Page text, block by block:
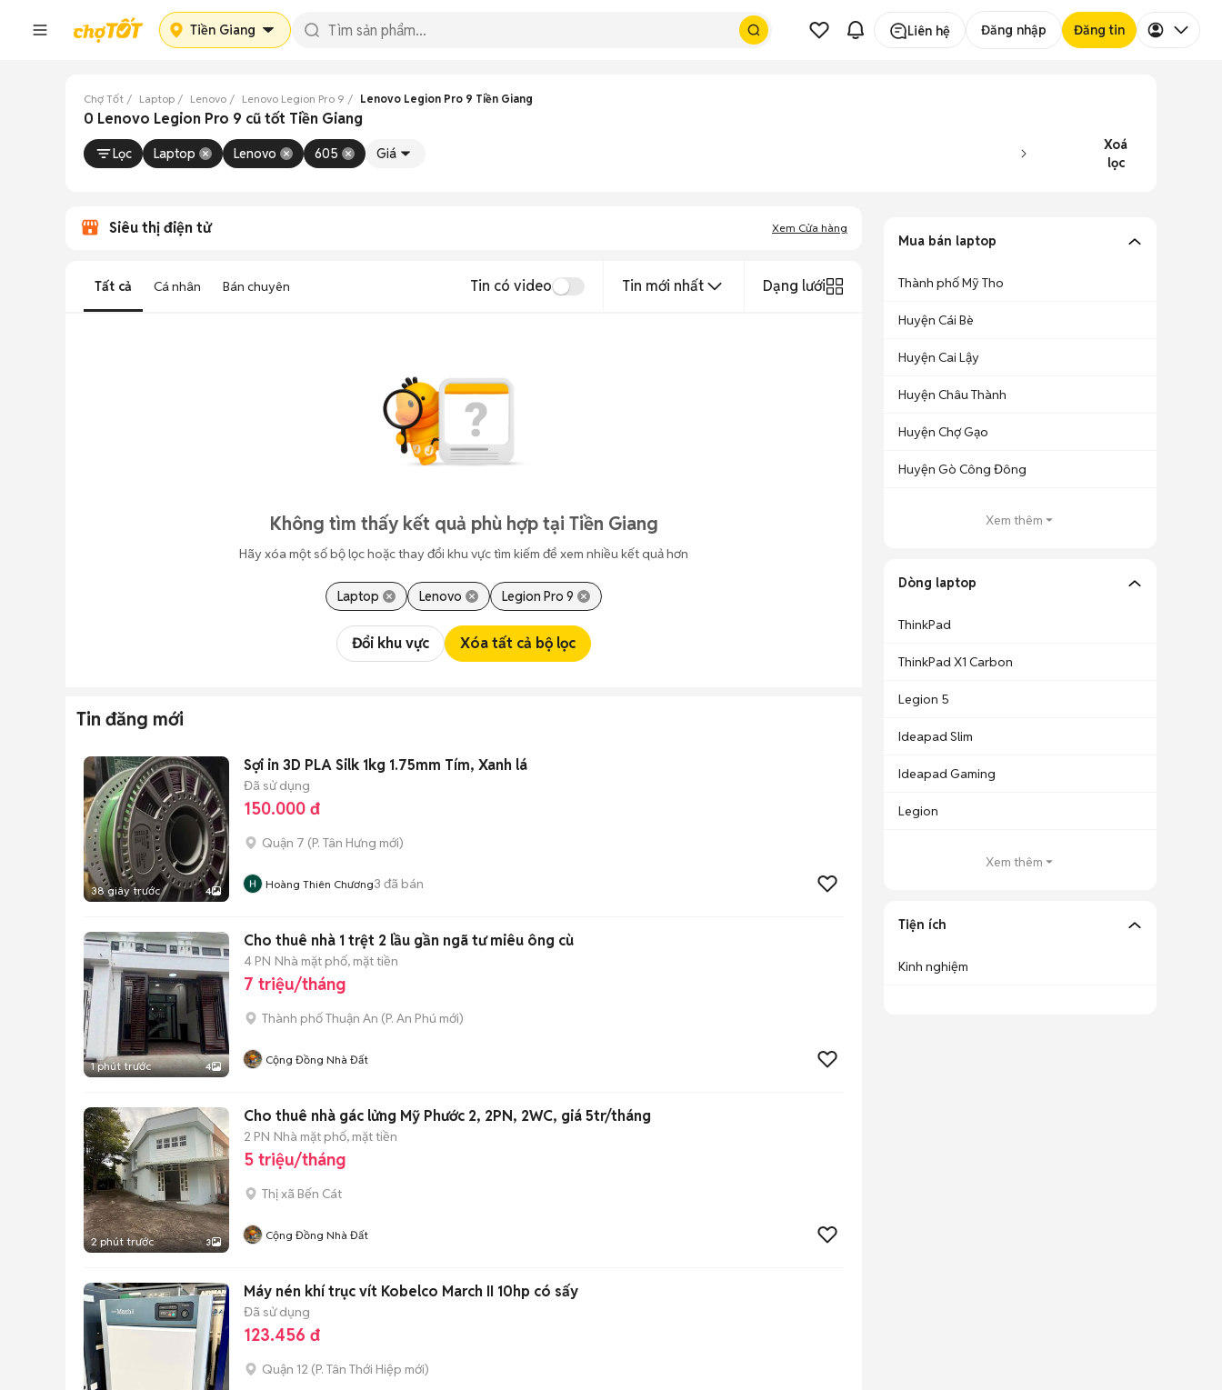
Tiền Giang Liên hệ Đăng nhập Đăng tin
Chợ Tốt Laptop Lenovo Lenovo Legion Pro 9 Lenovo Legion Pro 9 Tiền Giang
0 Lenovo Legion Pro 9 cũ tốt Tiền Giang
Lọc Laptop Lenovo 605 Giá
Xoá
lọc
Siêu thị điện tử Xem Cửa hàng
Tất cả Cá nhân Bán chuyên Tin có video Tin mới nhất Dạng lưới
Không tìm thấy kết quả phù hợp tại Tiền Giang
Hãy xóa một số bộ lọc hoặc thay đổi khu vực tìm kiếm để xem nhiều kết quả hơn
Laptop Lenovo Legion Pro 9
Đổi khu vực Xóa tất cả bộ lọc
Tin đăng mới
38 giây trước 4
Sợi in 3D PLA Silk 1kg 1.75mm Tím, Xanh lá
Đã sử dụng
150.000 đ
Quận 7 (P. Tân Hưng mới)
Hoàng Thiên Chương3 đã bán
1 phút trước 4
Cho thuê nhà 1 trệt 2 lầu gần ngã tư miêu ông cù
4 PN Nhà mặt phố, mặt tiền
7 triệu/tháng
Thành phố Thuận An (P. An Phú mới)
Cộng Đồng Nhà Đất
2 phút trước 3
Cho thuê nhà gác lửng Mỹ Phước 2, 2PN, 2WC, giá 5tr/tháng
2 PN Nhà mặt phố, mặt tiền
5 triệu/tháng
Thị xã Bến Cát
Cộng Đồng Nhà Đất
Máy nén khí trục vít Kobelco March II 10hp có sấy
Đã sử dụng
123.456 đ
Quận 12 (P. Tân Thới Hiệp mới)
Mua bán laptop
Thành phố Mỹ Tho
Huyện Cái Bè
Huyện Cai Lậy
Huyện Châu Thành
Huyện Chợ Gạo
Huyện Gò Công Đông
Xem thêm
Dòng laptop
ThinkPad
ThinkPad X1 Carbon
Legion 5
Ideapad Slim
Ideapad Gaming
Legion
Xem thêm
Tiện ích
Kinh nghiệm